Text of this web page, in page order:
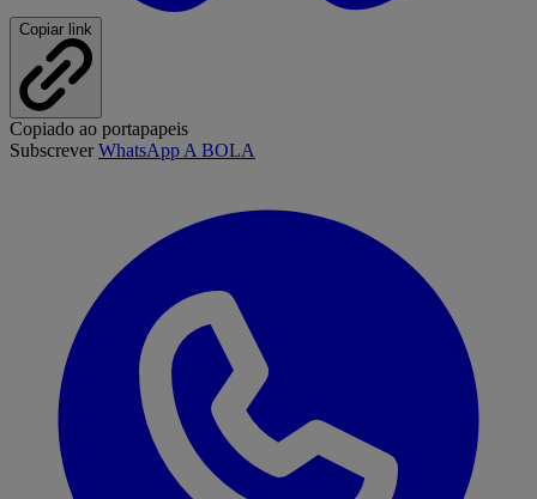
Copiar link
Copiado ao portapapeis
SubscreverWhatsApp A BOLA